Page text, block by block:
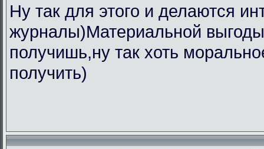
Ну так для этого и делаются
журналы)Материальной
получишь,ну так хоть
получить)